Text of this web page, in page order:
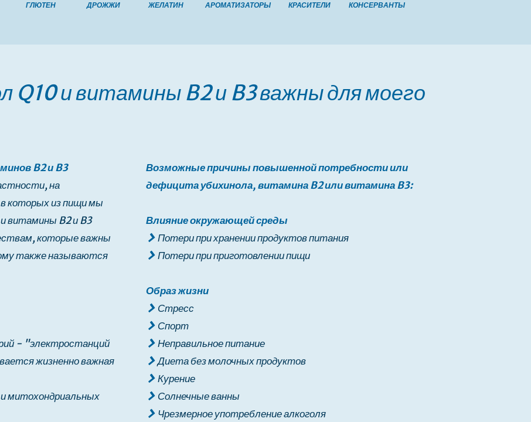
ГЛЮТЕН ДРОЖЖИ ЖЕЛАТИН АРОМАТИЗАТОРЫ КРАСИТЕЛИ КОНСЕРВАНТЫ
Q10 и витамины B2 и B3 важны для моего
B2 и B3
на
которых из пищи мы
витамины B2 и B3
которые важны
также называются
- "электростанций
жизненно важная
митохондриальных
Возможные причины повышенной потребности или
дефицита убихинола, витамина B2 или витамина B3:
Влияние окружающей среды
Потери при хранении продуктов питания
Потери при приготовлении пищи
Образ жизни
Стресс
Спорт
Неправильное питание
Диета без молочных продуктов
Курение
Солнечные ванны
Чрезмерное употребление алкоголя